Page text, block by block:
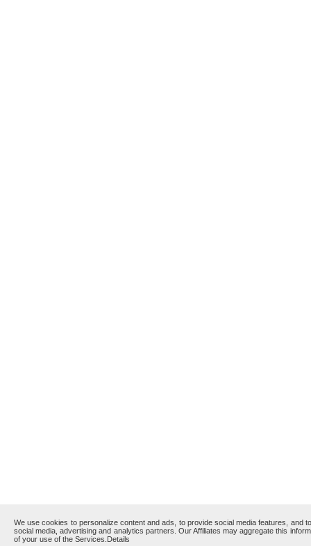
We use cookies to personalize content and ads, to provide social media features,
social media, advertising and analytics partners. Our Affiliates may aggregate this
of your use of the Services. Details